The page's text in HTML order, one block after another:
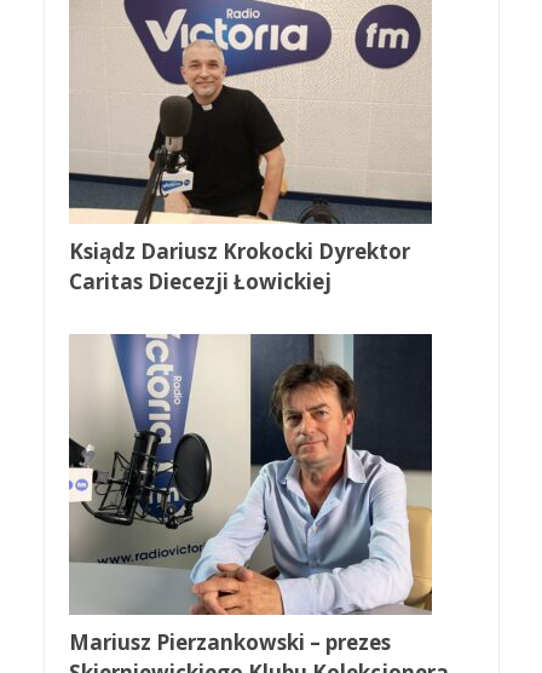
Ksiądz Dariusz Krokocki Dyrektor
Caritas Diecezji Łowickiej
Mariusz Pierzankowski – prezes